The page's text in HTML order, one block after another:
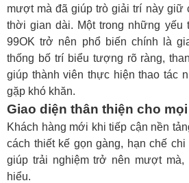
mượt mà đã giúp trò giải trí này giữ
thời gian dài. Một trong những yếu
99OK trở nên phổ biến chính là
thống bố trí biểu tượng rõ ràng,
giúp thành viên thực hiện thao tác
gặp khó khăn.
Giao diện thân thiện cho
Khách hàng mới khi tiếp cận nền
cách thiết kế gọn gàng, hạn chế
giúp trải nghiệm trở nên mượt
hiểu.